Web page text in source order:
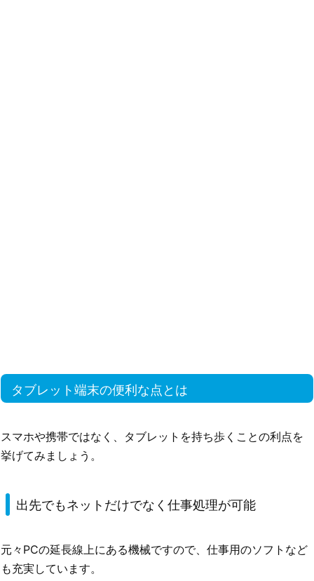
タブレット端末の便利な点とは
スマホや携帯ではなく、タブレットを持ち歩くことの利点を
挙げてみましょう。
出先でもネットだけでなく仕事処理が可能
元々PCの延長線上にある機械ですので、仕事用のソフトなど
も充実しています。